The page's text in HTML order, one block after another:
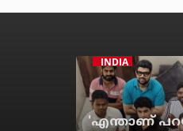
INDIA
'എന്താണ്